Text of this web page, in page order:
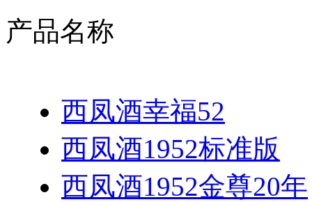
产品名称
西凤酒幸福52
西凤酒1952标准版
西凤酒1952金尊20年